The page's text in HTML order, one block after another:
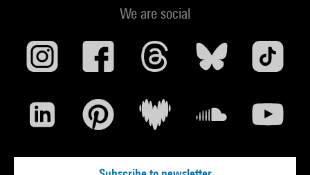
We are social